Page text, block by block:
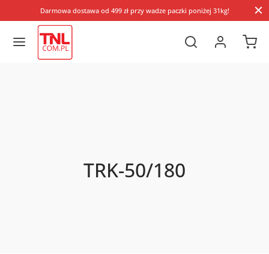
Darmowa dostawa od 499 zł przy wadze paczki poniżej 31kg!
TRK-50/180